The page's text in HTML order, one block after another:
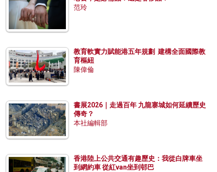
范玲
教育軟實力賦能港五年規劃 建構全面國際教
育樞紐
陳偉倫
書展2026｜走過百年 九龍寨城如何延續歷史
傳奇？
本社編輯部
香港陸上公共交通有趣歷史：我從白牌車坐
到網約車 從紅van坐到邨巴